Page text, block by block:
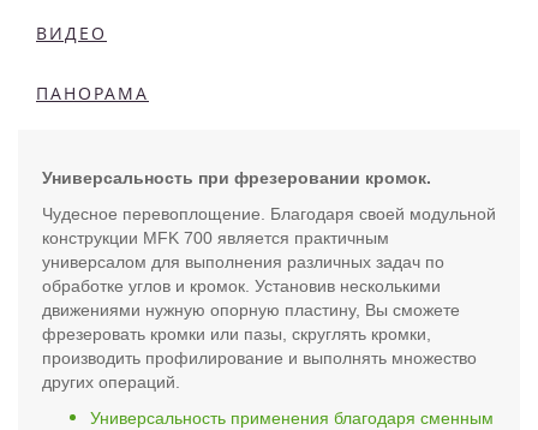
ВИДЕО
ПАНОРАМА
Универсальность при фрезеровании кромок.
Чудесное перевоплощение. Благодаря своей модульной
конструкции MFK 700 является практичным
универсалом для выполнения различных задач по
обработке углов и кромок. Установив несколькими
движениями нужную опорную пластину, Вы сможете
фрезеровать кромки или пазы, скруглять кромки,
производить профилирование и выполнять множество
других операций.
Универсальность применения благодаря сменным